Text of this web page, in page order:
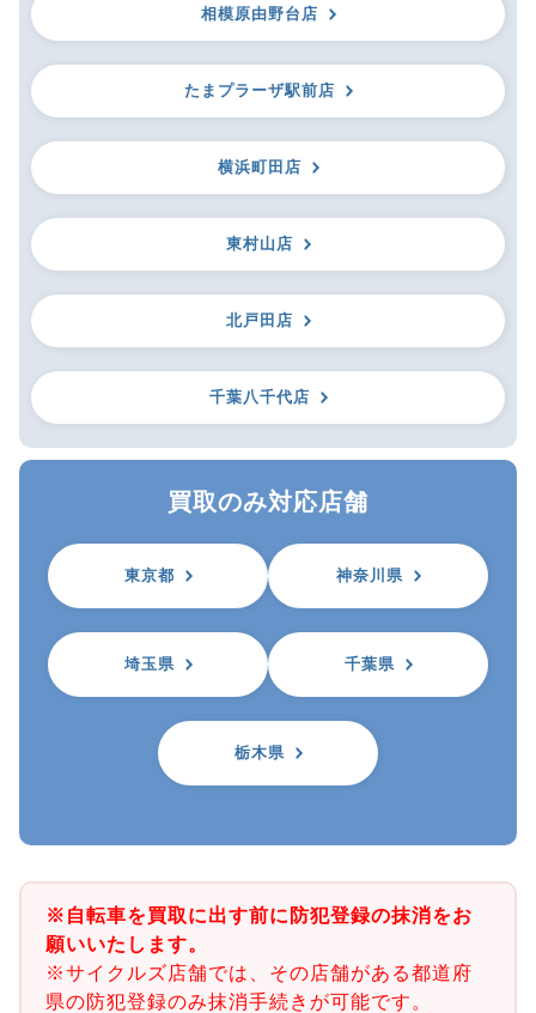
相模原由野台店
たまプラーザ駅前店
横浜町田店
東村山店
北戸田店
千葉八千代店
買取のみ対応店舗
東京都 神奈川県
埼玉県 千葉県
栃木県
※自転車を買取に出す前に防犯登録の抹消をお
願いいたします。
※サイクルズ店舗では、その店舗がある都道府
県の防犯登録のみ抹消手続きが可能です。